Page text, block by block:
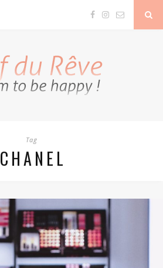
Tag
CHANEL